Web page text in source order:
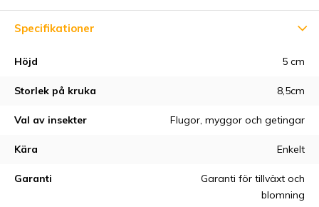
Specifikationer
Höjd 5 cm
Storlek på kruka 8,5cm
Val av insekter Flugor, myggor och getingar
Kära Enkelt
Garanti
Garanti för tillväxt och
blomning